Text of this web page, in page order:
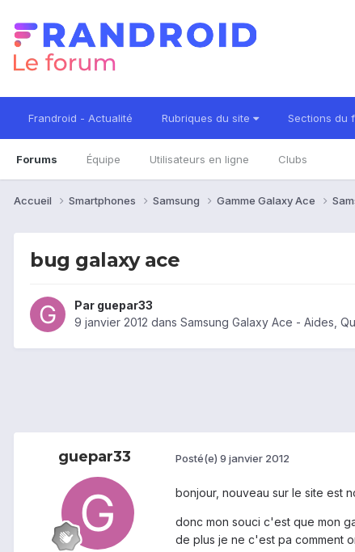
Frandroid - Actualité Rubriques du site Sections du
Forums Équipe Utilisateurs en ligne Clubs
Accueil Smartphones Samsung Gamme Galaxy Ace
bug galaxy ace
Par guepar33
9 janvier 2012 dans Samsung Galaxy Ace - Aides,
guepar33 Posté(e) 9 janvier 2012
bonjour, nouveau sur le site est
donc mon souci c'est que mon
de plus je ne c'est pa comment